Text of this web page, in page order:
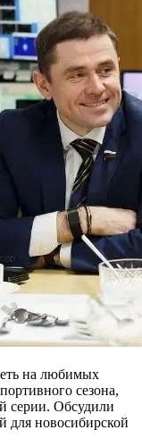
на любимых
сезона,
серии. Обсудили
для новосибирской